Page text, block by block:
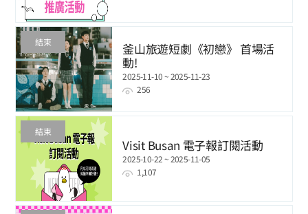
結束
釜山旅遊短劇《初戀》 首場活
動!
2025-11-10 ~ 2025-11-23
256
結束
Visit Busan 電子報訂閱活動
2025-10-22 ~ 2025-11-05
1,107